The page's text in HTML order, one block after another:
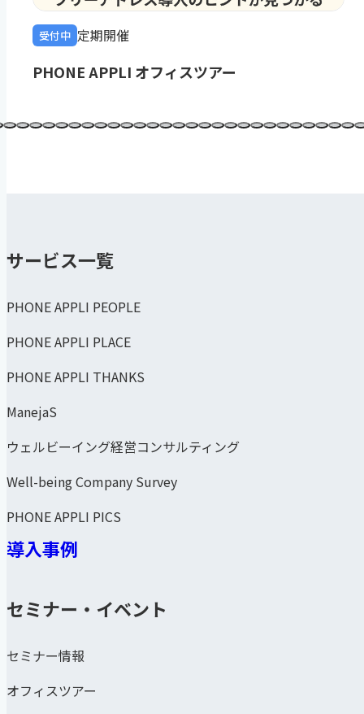
受付中 定期開催
PHONE APPLI オフィスツアー
サービス一覧
PHONE APPLI PEOPLE
PHONE APPLI PLACE
PHONE APPLI THANKS
ManejaS
ウェルビーイング経営コンサルティング
Well-being Company Survey
PHONE APPLI PICS
導入事例
セミナー・イベント
セミナー情報
オフィスツアー